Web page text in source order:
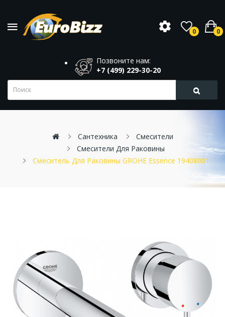
0 0
Позвоните нам:
+7 (499) 229-30-20
Сантехника
Смесители
Смесители Для Раковины
Смеситель Для Раковины GROHE Essence 19408001